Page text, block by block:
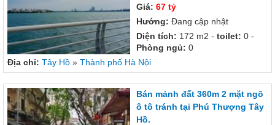
Giá: 67 tỷ
Hướng: Đang cập nhật
Diện tích: 172 m2 - toilet: 0 -
Phòng ngủ: 0
Địa chỉ: Tây Hồ » Thành phố Hà Nội
Bán mảnh đất 360m 2 mặt ngõ
ô tô tránh tại Phú Thượng Tây
Hồ.